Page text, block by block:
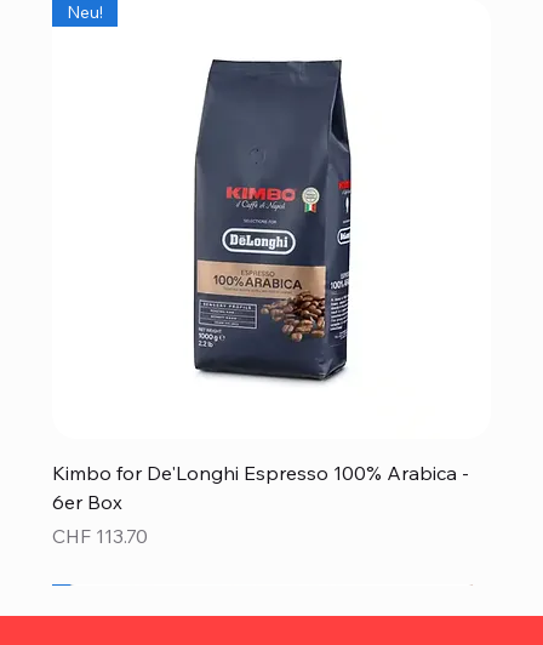
Neu!
Kimbo for De'Longhi Espresso 100% Arabica -
6er Box
Preis
CHF 113.70